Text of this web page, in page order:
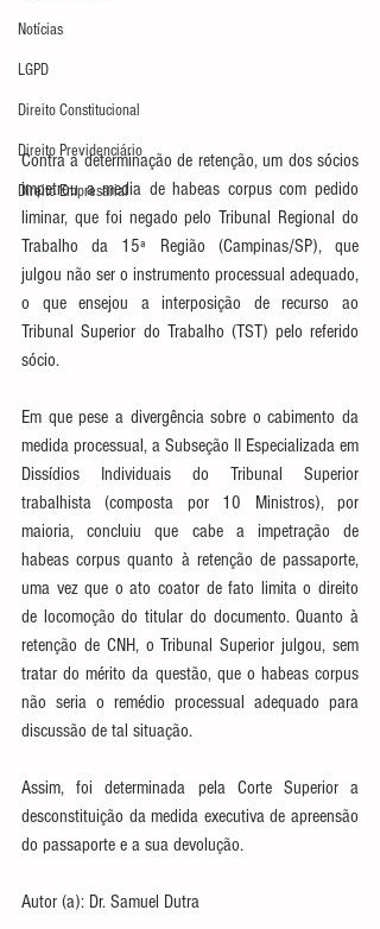
Notícias
LGPD
Direito Constitucional
Direito Previdenciário
Direito Empresarial
Contra a determinação de retenção, um dos sócios
impetrou a media de habeas corpus com pedido
liminar, que foi negado pelo Tribunal Regional do
Trabalho da 15ª Região (Campinas/SP), que
julgou não ser o instrumento processual adequado,
o que ensejou a interposição de recurso ao
Tribunal Superior do Trabalho (TST) pelo referido
sócio.
Em que pese a divergência sobre o cabimento da
medida processual, a Subseção II Especializada em
Dissídios Individuais do Tribunal Superior
trabalhista (composta por 10 Ministros), por
maioria, concluiu que cabe a impetração de
habeas corpus quanto à retenção de passaporte,
uma vez que o ato coator de fato limita o direito
de locomoção do titular do documento. Quanto à
retenção de CNH, o Tribunal Superior julgou, sem
tratar do mérito da questão, que o habeas corpus
não seria o remédio processual adequado para
discussão de tal situação.
Assim, foi determinada pela Corte Superior a
desconstituição da medida executiva de apreensão
do passaporte e a sua devolução.
Autor (a): Dr. Samuel Dutra